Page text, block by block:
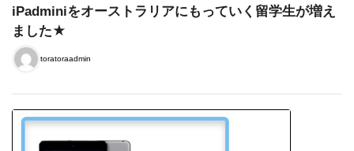
iPadminiをオーストラリアにもっていく留学生が増え
ました★
toratoraadmin